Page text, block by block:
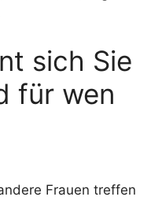
sich Sie
für wen
Frauen treffen